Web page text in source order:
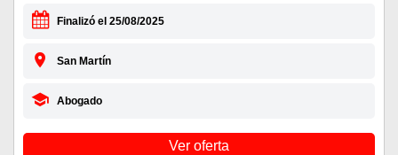
Finalizó el 25/08/2025
San Martín
Abogado
Ver oferta